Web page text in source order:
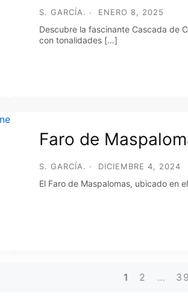
S. GARCÍA. ENERO 8, 2025
Descubre la fascinante Cascada de
con tonalidades […]
Faro de
S. GARCÍA. DICIEMBRE 4, 2024
El Faro de Maspalomas, ubicado en
1 2 … 39